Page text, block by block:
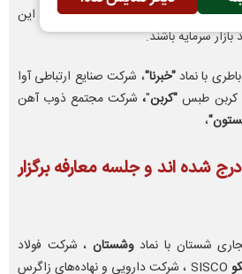
جلسه معارفه چندین نماد انتظار می‌رود این
سرمایه باشند.
با نماد"خبرنا"، شرکت صنایع ارتباطی آوا
کربن طبس "کربن"،شرکت مجتمع ذوب آهن
،
شده اند و جلسه معارفه برگزار
شستان با نماد وشستان ، شرکت فولاد
SISCO ، شرکت دارویی و نهاده‌های زاگرس